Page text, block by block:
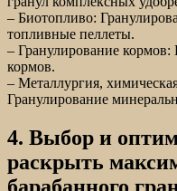
– Биотопливо:
топливные пеллеты.
– Гранулирование
кормов.
– Металлургия,
Гранулирование
4. Выбор и
раскрыть